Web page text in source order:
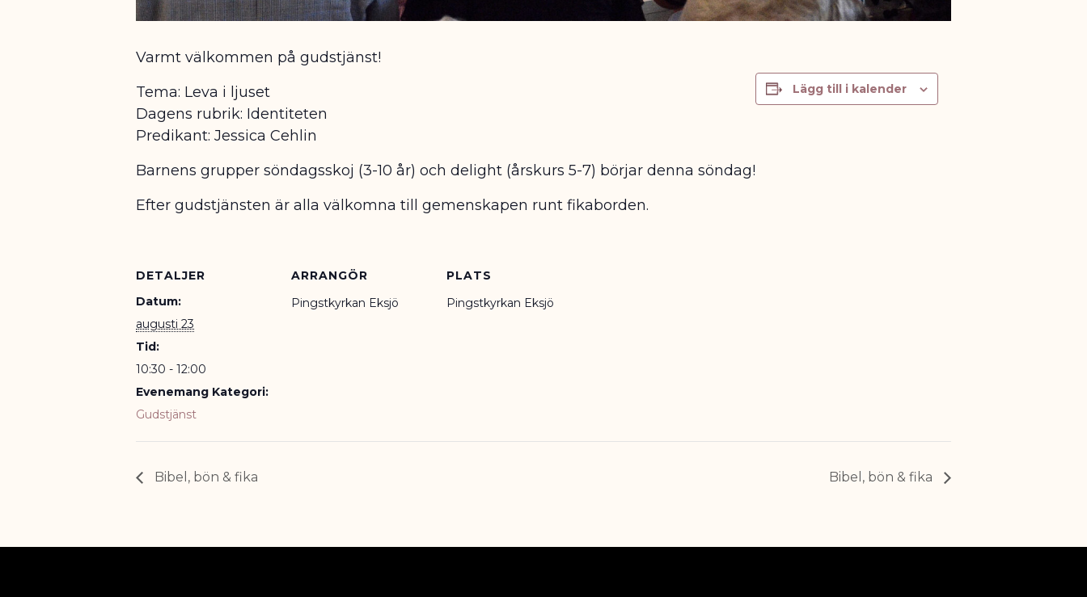
Varmt välkommen på gudstjänst!
Tema: Leva i ljuset
Dagens rubrik: Identiteten
Predikant: Jessica Cehlin
Barnens grupper söndagsskoj (3-10 år) och delight (årskurs 5-7) börjar denna söndag!
Efter gudstjänsten är alla välkomna till gemenskapen runt fikaborden.
Lägg till i kalender
DETALJER
Datum:
augusti 23
Tid:
10:30 - 12:00
Evenemang Kategori:
Gudstjänst
ARRANGÖR
Pingstkyrkan Eksjö
PLATS
Pingstkyrkan Eksjö
Bibel, bön & fika Bibel, bön & fika